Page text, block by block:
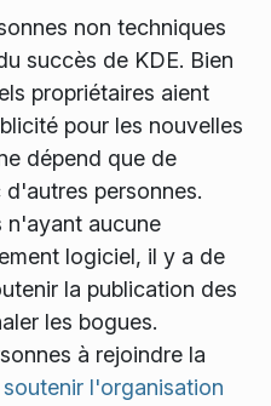
non techniques
succès de KDE. Bien
propriétaires aient
pour les nouvelles
dépend que de
personnes.
n'ayant aucune
logiciel, il y a de
la publication des
les bogues.
à rejoindre la
soutenir l'organisation